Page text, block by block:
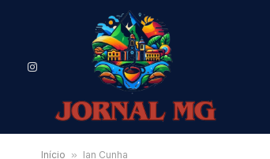
Instagram
Início » Ian Cunha